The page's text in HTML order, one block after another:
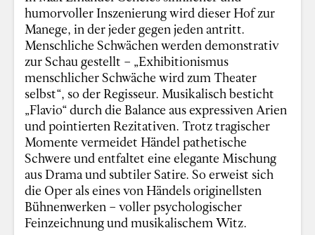
humorvoller Inszenierung wird dieser Hof zur
Manege, in der jeder gegen jeden antritt.
Menschliche Schwächen werden demonstrativ
zur Schau gestellt – „Exhibitionismus
menschlicher Schwäche wird zum Theater
selbst“, so der Regisseur. Musikalisch besticht
„Flavio“ durch die Balance aus expressiven Arien
und pointierten Rezitativen. Trotz tragischer
Momente vermeidet Händel pathetische
Schwere und entfaltet eine elegante Mischung
aus Drama und subtiler Satire. So erweist sich
die Oper als eines von Händels originellsten
Bühnenwerken – voller psychologischer
Feinzeichnung und musikalischem Witz.